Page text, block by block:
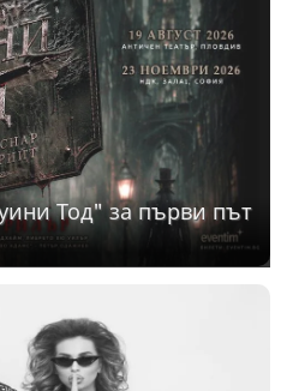
Тод" за първи път